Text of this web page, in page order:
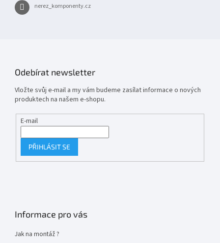
nerez_komponenty.cz
Odebírat newsletter
Vložte svůj e-mail a my vám budeme zasílat informace o nových
produktech na našem e-shopu.
E-mail
PŘIHLÁSIT SE
Informace pro vás
Jak na montáž ?